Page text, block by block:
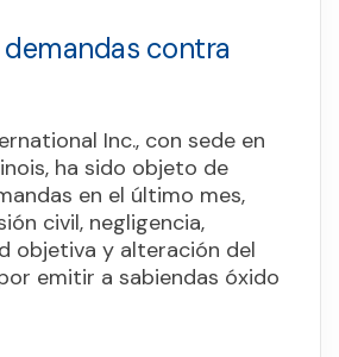
contra
Inc., con sede en
ha sido objeto de
en el último mes,
civil, negligencia,
objetiva y alteración del
emitir a sabiendas óxido